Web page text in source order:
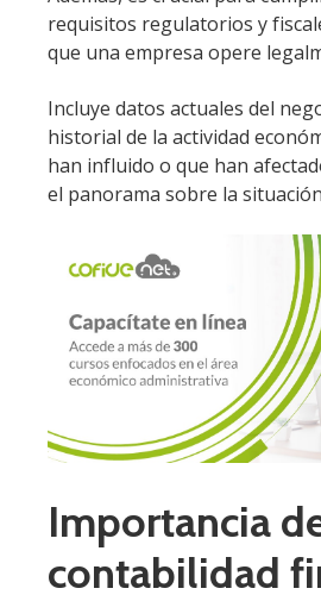
requisitos regulatorios y
que una empresa opere
Incluye datos actuales del
historial de la actividad
han influido o que han
el panorama sobre la
Importancia
contabilidad